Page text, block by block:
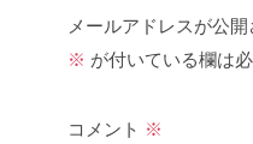
メールアドレスが公
※ が付いている欄は
コメント ※